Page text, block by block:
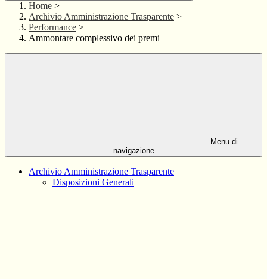
Home >
Archivio Amministrazione Trasparente >
Performance >
Ammontare complessivo dei premi
Menu di
navigazione
Archivio Amministrazione Trasparente
Disposizioni Generali